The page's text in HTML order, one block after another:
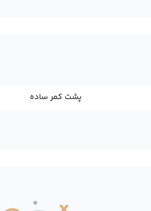
پشت کمر ساده